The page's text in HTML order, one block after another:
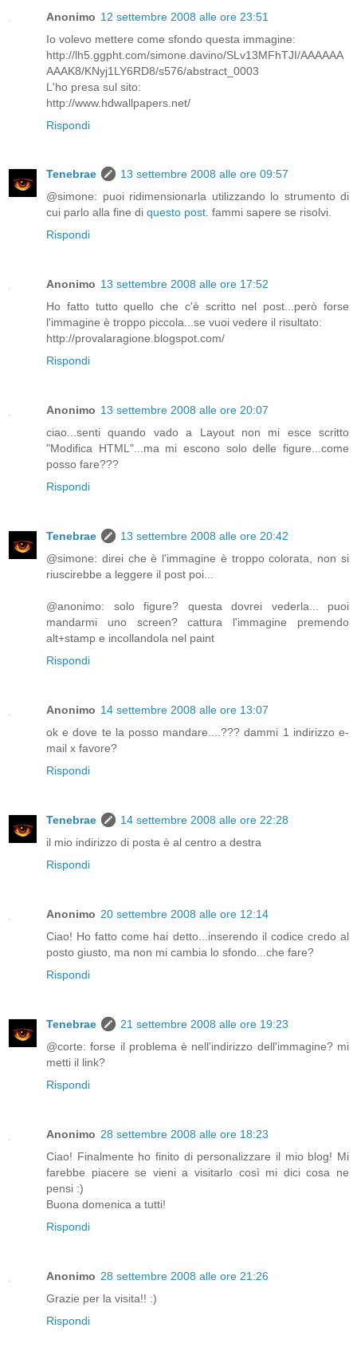
Anonimo 12 settembre 2008 alle ore 23:51
Io volevo mettere come sfondo questa immagine:
http://lh5.ggpht.com/simone.davino/SLv13MFhTJI/AAAAAA
AAAK8/KNyj1LY6RD8/s576/abstract_0003
L'ho presa sul sito:
http://www.hdwallpapers.net/
Rispondi
Tenebrae
13 settembre 2008 alle ore 09:57
@simone: puoi ridimensionarla utilizzando lo strumento di
cui parlo alla fine di questo post. fammi sapere se risolvi.
Rispondi
Anonimo 13 settembre 2008 alle ore 17:52
Ho fatto tutto quello che c'è scritto nel post...però forse
l'immagine è troppo piccola...se vuoi vedere il risultato:
http://provalaragione.blogspot.com/
Rispondi
Anonimo 13 settembre 2008 alle ore 20:07
ciao...senti quando vado a Layout non mi esce scritto
"Modifica HTML"...ma mi escono solo delle figure...come
posso fare???
Rispondi
Tenebrae
13 settembre 2008 alle ore 20:42
@simone: direi che è l'immagine è troppo colorata, non si
riuscirebbe a leggere il post poi...
@anonimo: solo figure? questa dovrei vederla... puoi
mandarmi uno screen? cattura l'immagine premendo
alt+stamp e incollandola nel paint
Rispondi
Anonimo 14 settembre 2008 alle ore 13:07
ok e dove te la posso mandare....??? dammi 1 indirizzo e-
mail x favore?
Rispondi
Tenebrae
14 settembre 2008 alle ore 22:28
il mio indirizzo di posta è al centro a destra
Rispondi
Anonimo 20 settembre 2008 alle ore 12:14
Ciao! Ho fatto come hai detto...inserendo il codice credo al
posto giusto, ma non mi cambia lo sfondo...che fare?
Rispondi
Tenebrae
21 settembre 2008 alle ore 19:23
@corte: forse il problema è nell'indirizzo dell'immagine? mi
metti il link?
Rispondi
Anonimo 28 settembre 2008 alle ore 18:23
Ciao! Finalmente ho finito di personalizzare il mio blog! Mi
farebbe piacere se vieni a visitarlo così mi dici cosa ne
pensi :)
Buona domenica a tutti!
Rispondi
Anonimo 28 settembre 2008 alle ore 21:26
Grazie per la visita!! :)
Rispondi